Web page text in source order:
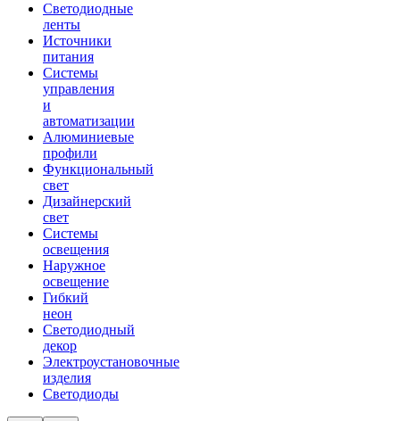
Светодиодные
ленты
Источники
питания
Системы
управления
и
автоматизации
Алюминиевые
профили
Функциональный
свет
Дизайнерский
свет
Системы
освещения
Наружное
освещение
Гибкий
неон
Светодиодный
декор
Электроустановочные
изделия
Светодиоды